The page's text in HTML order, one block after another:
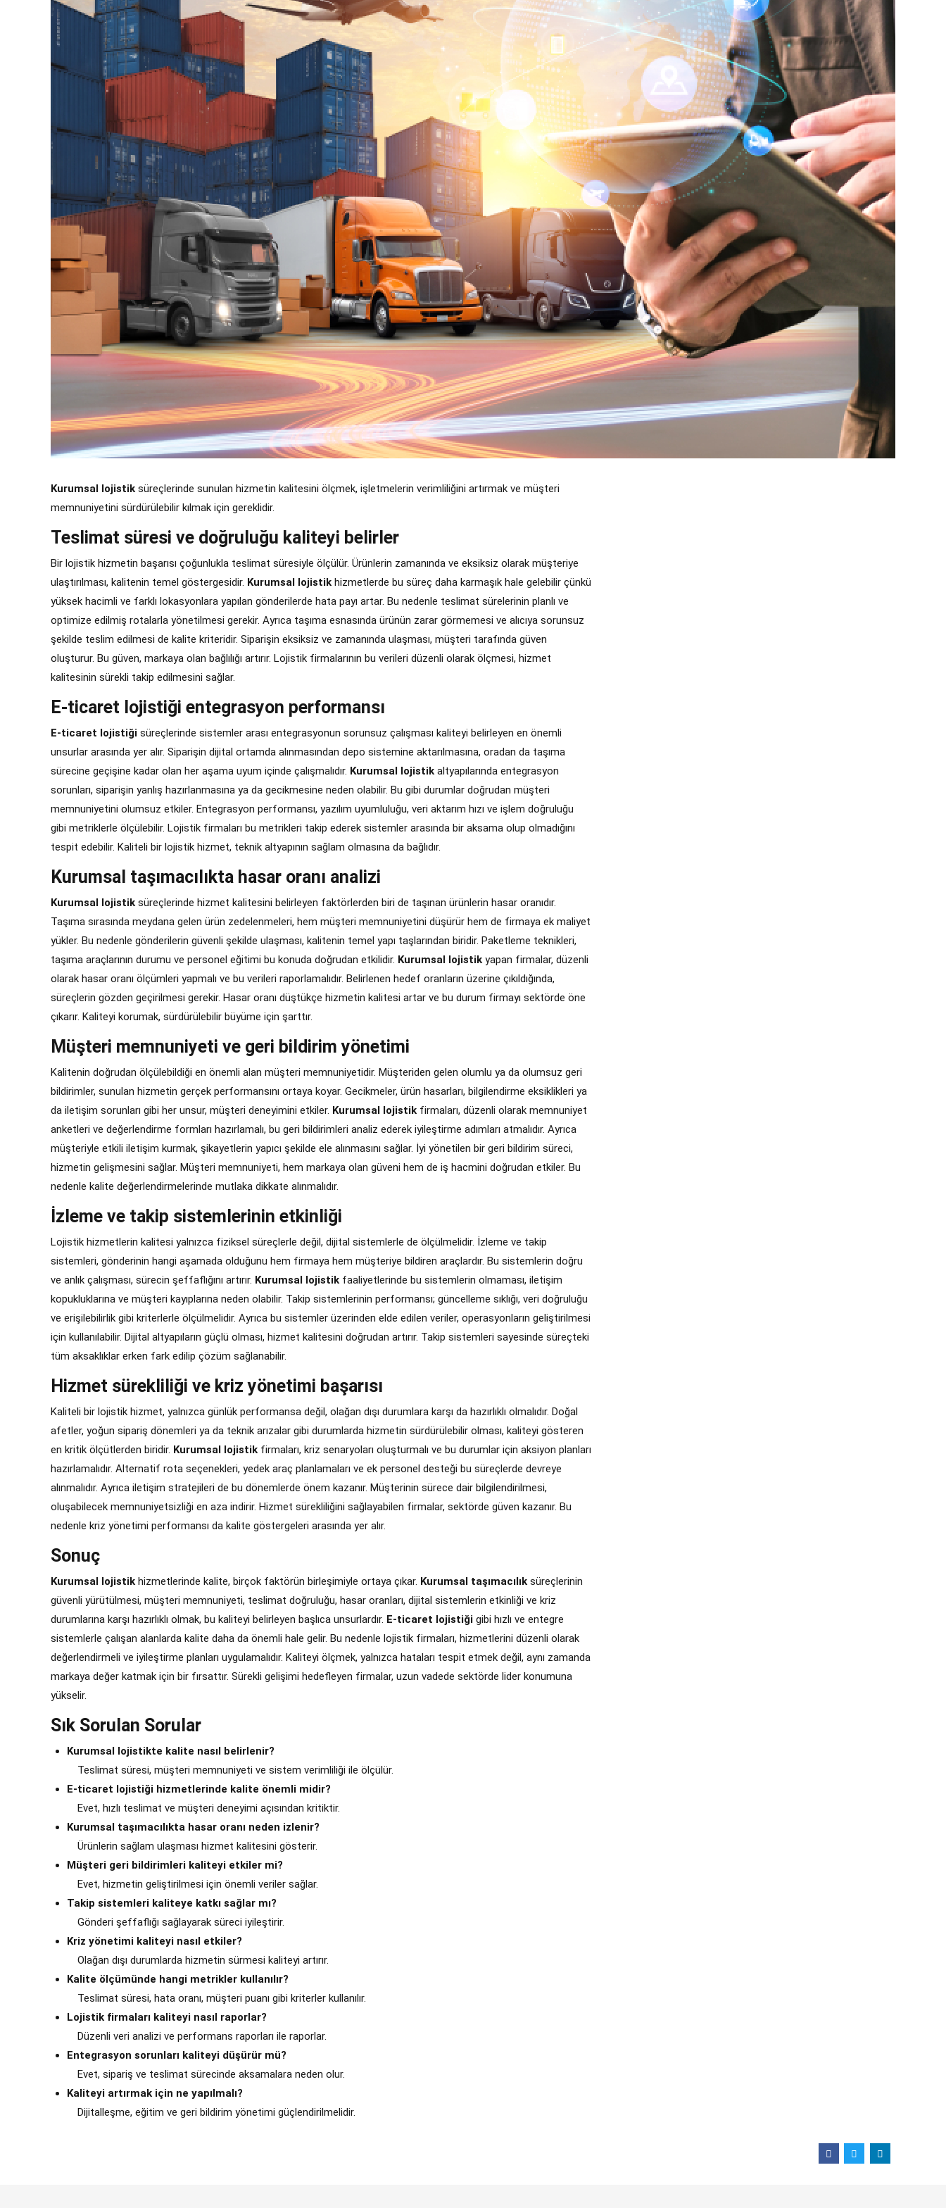
Kurumsal lojistik süreçlerinde sunulan hizmetin kalitesini ölçmek, işletmelerin verimliliğini artırmak ve müşteri
memnuniyetini sürdürülebilir kılmak için gereklidir.
Teslimat süresi ve doğruluğu kaliteyi belirler
Bir lojistik hizmetin başarısı çoğunlukla teslimat süresiyle ölçülür. Ürünlerin zamanında ve eksiksiz olarak müşteriye
ulaştırılması, kalitenin temel göstergesidir. Kurumsal lojistik hizmetlerde bu süreç daha karmaşık hale gelebilir çünkü
yüksek hacimli ve farklı lokasyonlara yapılan gönderilerde hata payı artar. Bu nedenle teslimat sürelerinin planlı ve
optimize edilmiş rotalarla yönetilmesi gerekir. Ayrıca taşıma esnasında ürünün zarar görmemesi ve alıcıya sorunsuz
şekilde teslim edilmesi de kalite kriteridir. Siparişin eksiksiz ve zamanında ulaşması, müşteri tarafında güven
oluşturur. Bu güven, markaya olan bağlılığı artırır. Lojistik firmalarının bu verileri düzenli olarak ölçmesi, hizmet
kalitesinin sürekli takip edilmesini sağlar.
E-ticaret lojistiği entegrasyon performansı
E-ticaret lojistiği süreçlerinde sistemler arası entegrasyonun sorunsuz çalışması kaliteyi belirleyen en önemli
unsurlar arasında yer alır. Siparişin dijital ortamda alınmasından depo sistemine aktarılmasına, oradan da taşıma
sürecine geçişine kadar olan her aşama uyum içinde çalışmalıdır. Kurumsal lojistik altyapılarında entegrasyon
sorunları, siparişin yanlış hazırlanmasına ya da gecikmesine neden olabilir. Bu gibi durumlar doğrudan müşteri
memnuniyetini olumsuz etkiler. Entegrasyon performansı, yazılım uyumluluğu, veri aktarım hızı ve işlem doğruluğu
gibi metriklerle ölçülebilir. Lojistik firmaları bu metrikleri takip ederek sistemler arasında bir aksama olup olmadığını
tespit edebilir. Kaliteli bir lojistik hizmet, teknik altyapının sağlam olmasına da bağlıdır.
Kurumsal taşımacılıkta hasar oranı analizi
Kurumsal lojistik süreçlerinde hizmet kalitesini belirleyen faktörlerden biri de taşınan ürünlerin hasar oranıdır.
Taşıma sırasında meydana gelen ürün zedelenmeleri, hem müşteri memnuniyetini düşürür hem de firmaya ek maliyet
yükler. Bu nedenle gönderilerin güvenli şekilde ulaşması, kalitenin temel yapı taşlarından biridir. Paketleme teknikleri,
taşıma araçlarının durumu ve personel eğitimi bu konuda doğrudan etkilidir. Kurumsal lojistik yapan firmalar, düzenli
olarak hasar oranı ölçümleri yapmalı ve bu verileri raporlamalıdır. Belirlenen hedef oranların üzerine çıkıldığında,
süreçlerin gözden geçirilmesi gerekir. Hasar oranı düştükçe hizmetin kalitesi artar ve bu durum firmayı sektörde öne
çıkarır. Kaliteyi korumak, sürdürülebilir büyüme için şarttır.
Müşteri memnuniyeti ve geri bildirim yönetimi
Kalitenin doğrudan ölçülebildiği en önemli alan müşteri memnuniyetidir. Müşteriden gelen olumlu ya da olumsuz geri
bildirimler, sunulan hizmetin gerçek performansını ortaya koyar. Gecikmeler, ürün hasarları, bilgilendirme eksiklikleri ya
da iletişim sorunları gibi her unsur, müşteri deneyimini etkiler. Kurumsal lojistik firmaları, düzenli olarak memnuniyet
anketleri ve değerlendirme formları hazırlamalı, bu geri bildirimleri analiz ederek iyileştirme adımları atmalıdır. Ayrıca
müşteriyle etkili iletişim kurmak, şikayetlerin yapıcı şekilde ele alınmasını sağlar. İyi yönetilen bir geri bildirim süreci,
hizmetin gelişmesini sağlar. Müşteri memnuniyeti, hem markaya olan güveni hem de iş hacmini doğrudan etkiler. Bu
nedenle kalite değerlendirmelerinde mutlaka dikkate alınmalıdır.
İzleme ve takip sistemlerinin etkinliği
Lojistik hizmetlerin kalitesi yalnızca fiziksel süreçlerle değil, dijital sistemlerle de ölçülmelidir. İzleme ve takip
sistemleri, gönderinin hangi aşamada olduğunu hem firmaya hem müşteriye bildiren araçlardır. Bu sistemlerin doğru
ve anlık çalışması, sürecin şeffaflığını artırır. Kurumsal lojistik faaliyetlerinde bu sistemlerin olmaması, iletişim
kopukluklarına ve müşteri kayıplarına neden olabilir. Takip sistemlerinin performansı; güncelleme sıklığı, veri doğruluğu
ve erişilebilirlik gibi kriterlerle ölçülmelidir. Ayrıca bu sistemler üzerinden elde edilen veriler, operasyonların geliştirilmesi
için kullanılabilir. Dijital altyapıların güçlü olması, hizmet kalitesini doğrudan artırır. Takip sistemleri sayesinde süreçteki
tüm aksaklıklar erken fark edilip çözüm sağlanabilir.
Hizmet sürekliliği ve kriz yönetimi başarısı
Kaliteli bir lojistik hizmet, yalnızca günlük performansa değil, olağan dışı durumlara karşı da hazırlıklı olmalıdır. Doğal
afetler, yoğun sipariş dönemleri ya da teknik arızalar gibi durumlarda hizmetin sürdürülebilir olması, kaliteyi gösteren
en kritik ölçütlerden biridir. Kurumsal lojistik firmaları, kriz senaryoları oluşturmalı ve bu durumlar için aksiyon planları
hazırlamalıdır. Alternatif rota seçenekleri, yedek araç planlamaları ve ek personel desteği bu süreçlerde devreye
alınmalıdır. Ayrıca iletişim stratejileri de bu dönemlerde önem kazanır. Müşterinin sürece dair bilgilendirilmesi,
oluşabilecek memnuniyetsizliği en aza indirir. Hizmet sürekliliğini sağlayabilen firmalar, sektörde güven kazanır. Bu
nedenle kriz yönetimi performansı da kalite göstergeleri arasında yer alır.
Sonuç
Kurumsal lojistik hizmetlerinde kalite, birçok faktörün birleşimiyle ortaya çıkar. Kurumsal taşımacılık süreçlerinin
güvenli yürütülmesi, müşteri memnuniyeti, teslimat doğruluğu, hasar oranları, dijital sistemlerin etkinliği ve kriz
durumlarına karşı hazırlıklı olmak, bu kaliteyi belirleyen başlıca unsurlardır. E-ticaret lojistiği gibi hızlı ve entegre
sistemlerle çalışan alanlarda kalite daha da önemli hale gelir. Bu nedenle lojistik firmaları, hizmetlerini düzenli olarak
değerlendirmeli ve iyileştirme planları uygulamalıdır. Kaliteyi ölçmek, yalnızca hataları tespit etmek değil, aynı zamanda
markaya değer katmak için bir fırsattır. Sürekli gelişimi hedefleyen firmalar, uzun vadede sektörde lider konumuna
yükselir.
Sık Sorulan Sorular
Kurumsal lojistikte kalite nasıl belirlenir?
Teslimat süresi, müşteri memnuniyeti ve sistem verimliliği ile ölçülür.
E-ticaret lojistiği hizmetlerinde kalite önemli midir?
Evet, hızlı teslimat ve müşteri deneyimi açısından kritiktir.
Kurumsal taşımacılıkta hasar oranı neden izlenir?
Ürünlerin sağlam ulaşması hizmet kalitesini gösterir.
Müşteri geri bildirimleri kaliteyi etkiler mi?
Evet, hizmetin geliştirilmesi için önemli veriler sağlar.
Takip sistemleri kaliteye katkı sağlar mı?
Gönderi şeffaflığı sağlayarak süreci iyileştirir.
Kriz yönetimi kaliteyi nasıl etkiler?
Olağan dışı durumlarda hizmetin sürmesi kaliteyi artırır.
Kalite ölçümünde hangi metrikler kullanılır?
Teslimat süresi, hata oranı, müşteri puanı gibi kriterler kullanılır.
Lojistik firmaları kaliteyi nasıl raporlar?
Düzenli veri analizi ve performans raporları ile raporlar.
Entegrasyon sorunları kaliteyi düşürür mü?
Evet, sipariş ve teslimat sürecinde aksamalara neden olur.
Kaliteyi artırmak için ne yapılmalı?
Dijitalleşme, eğitim ve geri bildirim yönetimi güçlendirilmelidir.